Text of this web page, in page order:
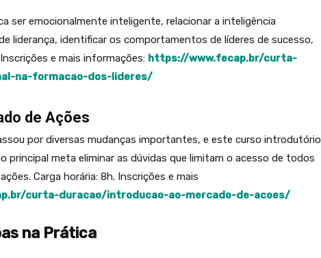
ser emocionalmente inteligente, relacionar a inteligência
liderança, identificar os comportamentos de líderes de sucesso,
e mais informações: https://www.fecap.br/curta-
na-formacao-dos-lideres/
de Ações
por diversas mudanças importantes, e este curso introdutório
principal meta eliminar as dúvidas que limitam o acesso de todos
Carga horária: 8h. Inscrições e mais
curta-duracao/introducao-ao-mercado-de-acoes/
na Prática